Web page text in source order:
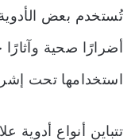
تُستخدم بعض
أضرارًا صحية
استخدامها تحت
تتباين أنواع أدوية